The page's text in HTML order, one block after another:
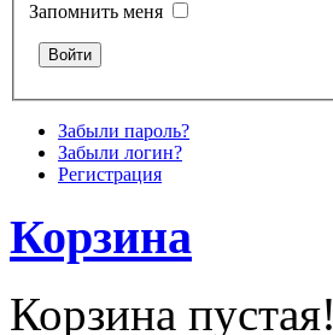
Запомнить меня
Забыли пароль?
Забыли логин?
Регистрация
Корзина
Корзина пустая!